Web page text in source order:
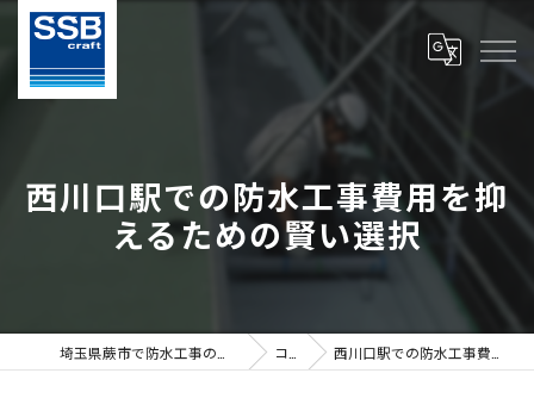
西川口駅での防水工事費用を抑
えるための賢い選択
コラム 西川口駅での防水工事費用を抑えるための賢い選択